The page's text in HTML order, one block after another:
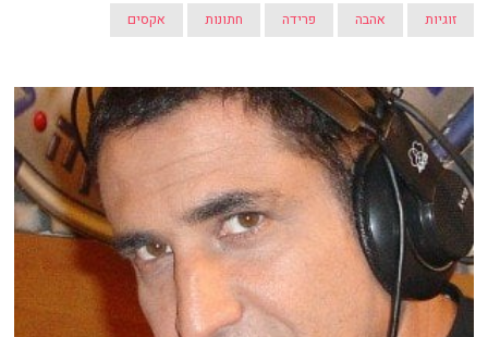
זוגיות אהבה פרידה חתונות אקסים